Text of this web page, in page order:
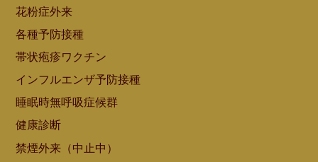
花粉症外来
各種予防接種
帯状疱疹ワクチン
インフルエンザ予防接種
睡眠時無呼吸症候群
健康診断
禁煙外来（中止中）